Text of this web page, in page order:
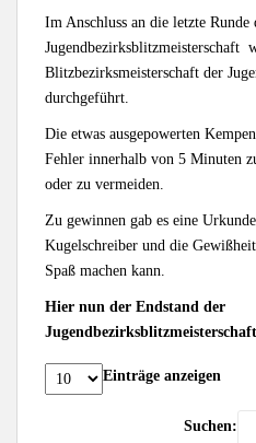
Im Anschluss an die letzte Runde
Jugendbezirksblitzmeisterschaft
Blitzbezirksmeisterschaft der
durchgeführt.
Die etwas ausgepowerten
Fehler innerhalb von 5 Minuten
oder zu vermeiden.
Zu gewinnen gab es eine
Kugelschreiber und die
Spaß machen kann.
Hier nun der Endstand der
Einträge anzeigen
Suchen: